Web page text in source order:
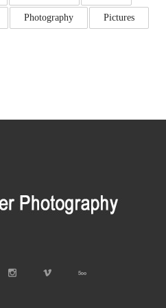
Photography Pictures